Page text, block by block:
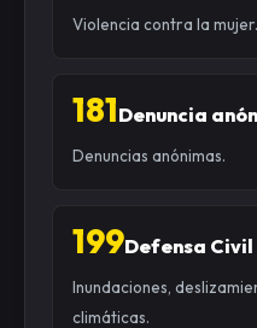
Violencia contra la mujer.
181Denuncia
Denuncias anónimas.
199Defensa Civil
Inundaciones,
climáticas.